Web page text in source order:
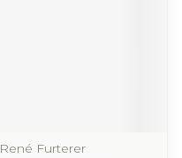
René Furterer